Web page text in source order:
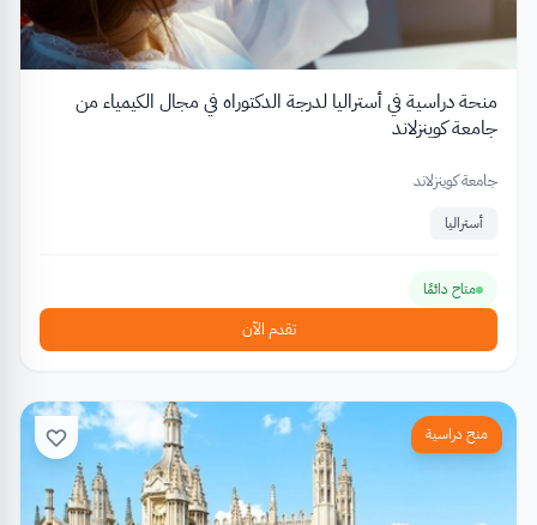
منحة دراسية في أستراليا لدرجة الدكتوراه في مجال الكيمياء من
جامعة كوينزلاند
جامعة كوينزلاند
أستراليا
متاح دائمًا
تقدم الآن
منح دراسية